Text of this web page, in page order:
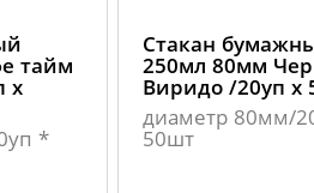
тайм
х
*
Стакан
250мл 80мм
Виридо /20уп х
диаметр 80мм/
50шт